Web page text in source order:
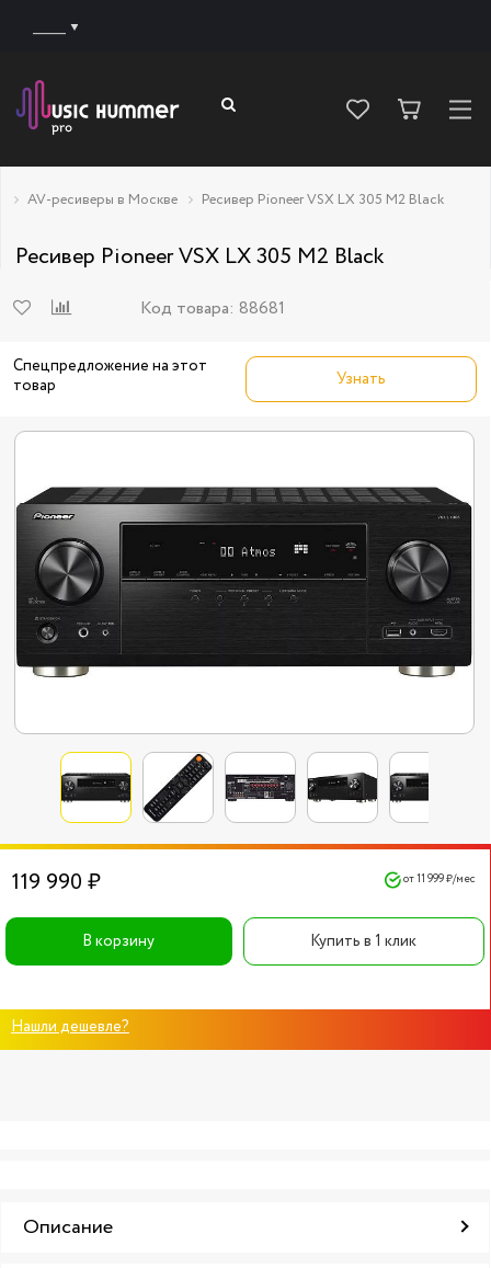
AV-ресиверы в Москве Ресивер Pioneer VSX LX 305 M2 Black
Ресивер Pioneer VSX LX 305 M2 Black
Код товара: 88681
Спецпредложение на этот
товар
Узнать
119 990 ₽ от 11 999 ₽/мес
В корзину Купить в 1 клик
Нашли дешевле?
Описание